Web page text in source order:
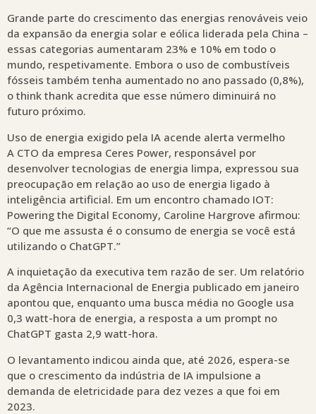
Grande parte do crescimento das energias renováveis veio
da expansão da energia solar e eólica liderada pela China –
essas categorias aumentaram 23% e 10% em todo o
mundo, respetivamente. Embora o uso de combustíveis
fósseis também tenha aumentado no ano passado (0,8%),
o think thank acredita que esse número diminuirá no
futuro próximo.
Uso de energia exigido pela IA acende alerta vermelho
A CTO da empresa Ceres Power, responsável por
desenvolver tecnologias de energia limpa, expressou sua
preocupação em relação ao uso de energia ligado à
inteligência artificial. Em um encontro chamado IOT:
Powering the Digital Economy, Caroline Hargrove afirmou:
“O que me assusta é o consumo de energia se você está
utilizando o ChatGPT.”
A inquietação da executiva tem razão de ser. Um relatório
da Agência Internacional de Energia publicado em janeiro
apontou que, enquanto uma busca média no Google usa
0,3 watt-hora de energia, a resposta a um prompt no
ChatGPT gasta 2,9 watt-hora.
O levantamento indicou ainda que, até 2026, espera-se
que o crescimento da indústria de IA impulsione a
demanda de eletricidade para dez vezes a que foi em
2023.